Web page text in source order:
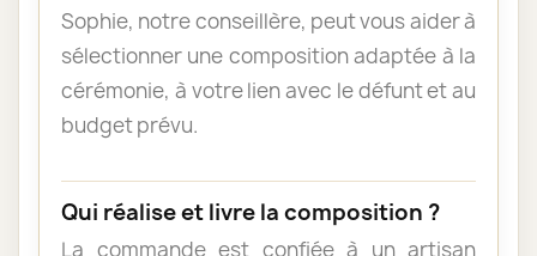
Sophie, notre conseillère, peut vous aider à
sélectionner une composition adaptée à la
cérémonie, à votre lien avec le défunt et au
budget prévu.
Qui réalise et livre la composition ?
La commande est confiée à un artisan